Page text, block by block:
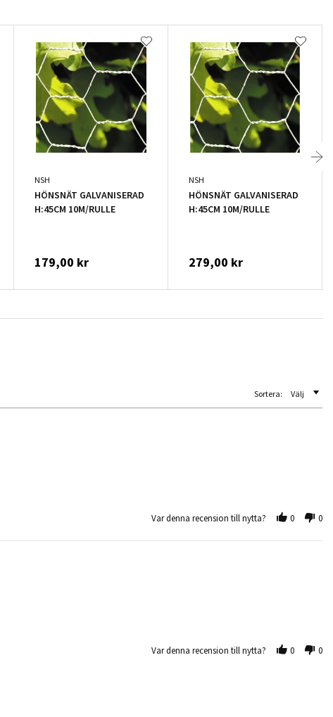
NSH
HÖNSNÄT GALVANISERAD
H:45CM 10M/RULLE
179,00 kr
NSH
HÖNSNÄT GALVANISERAD
H:45CM 10M/RULLE
279,00 kr
Sortera: Välj
Var denna recension till nytta? 0 0
Var denna recension till nytta? 0 0